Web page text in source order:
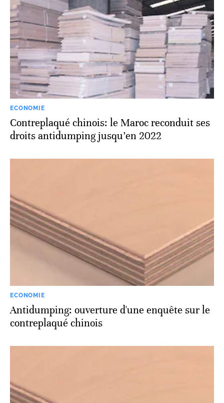
ECONOMIE
Contreplaqué chinois: le Maroc reconduit ses
droits antidumping jusqu’en 2022
ECONOMIE
Antidumping: ouverture d'une enquête sur le
contreplaqué chinois